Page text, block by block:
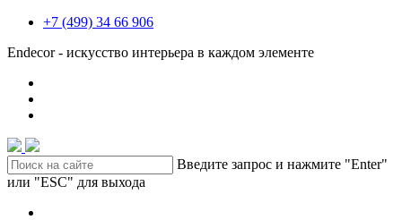
+7 (499) 34 66 906
Endecor - искусство интерьера в каждом элементе
Введите запрос и нажмите "Enter"
или "ESC" для выхода